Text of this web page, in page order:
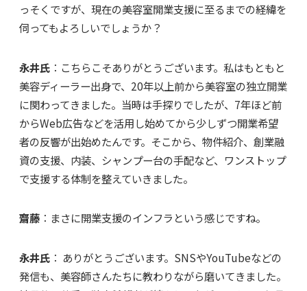
っそくですが、現在の美容室開業支援に至るまでの経緯を
伺ってもよろしいでしょうか？
永井氏 ：こちらこそありがとうございます。私はもともと
美容ディーラー出身で、20年以上前から美容室の独立開業
に関わってきました。当時は手探りでしたが、7年ほど前
からWeb広告などを活用し始めてから少しずつ開業希望
者の反響が出始めたんです。そこから、物件紹介、創業融
資の支援、内装、シャンプー台の手配など、ワンストップ
で支援する体制を整えていきました。
齋藤 ：まさに開業支援のインフラという感じですね。
永井氏 ： ありがとうございます。SNSやYouTubeなどの
発信も、美容師さんたちに教わりながら磨いてきました。